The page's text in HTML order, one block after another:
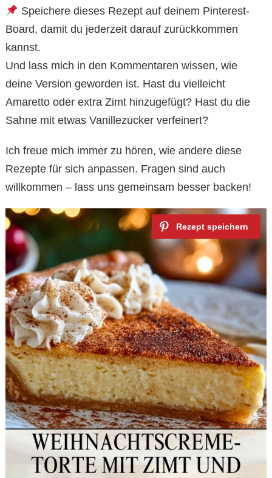
Speichere dieses Rezept auf deinem Pinterest-
Board, damit du jederzeit darauf zurückkommen
kannst.
Und lass mich in den Kommentaren wissen, wie
deine Version geworden ist. Hast du vielleicht
Amaretto oder extra Zimt hinzugefügt? Hast du die
Sahne mit etwas Vanillezucker verfeinert?
Ich freue mich immer zu hören, wie andere diese
Rezepte für sich anpassen. Fragen sind auch
willkommen – lass uns gemeinsam besser backen!